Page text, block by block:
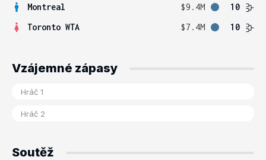
Montreal $9.4M
10
Toronto WTA
$7.4M 10
Vzájemné zápasy
Soutěž